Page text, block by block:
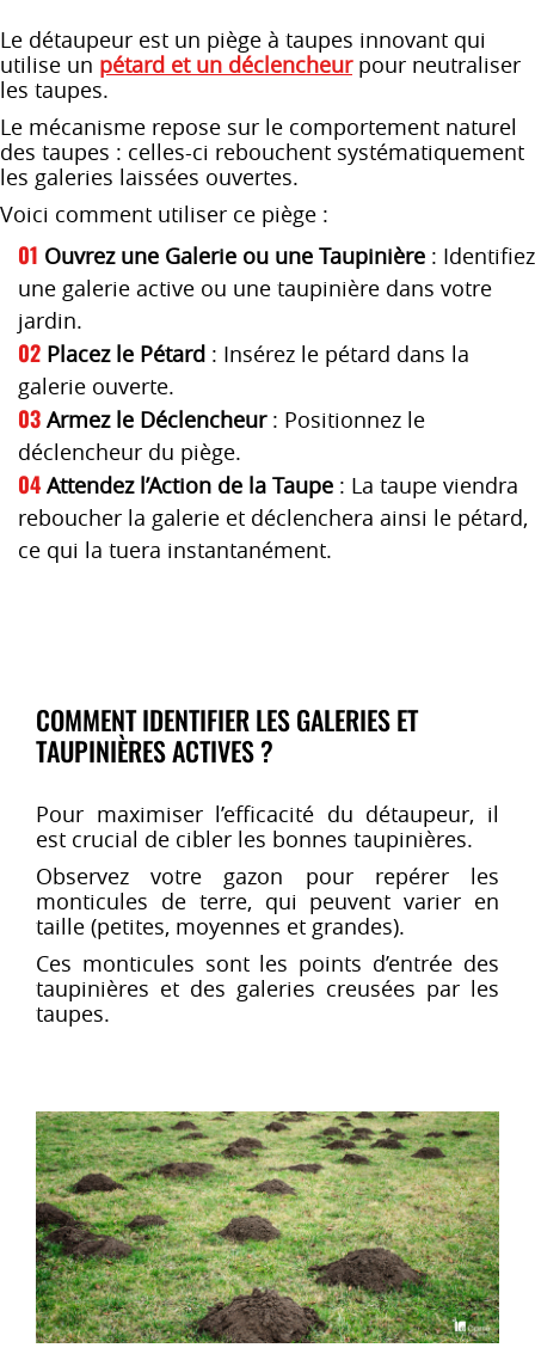
Le détaupeur est un piège à taupes innovant qui
utilise un pétard et un déclencheur pour neutraliser
les taupes.
Le mécanisme repose sur le comportement naturel
des taupes : celles-ci rebouchent systématiquement
les galeries laissées ouvertes.
Voici comment utiliser ce piège :
Ouvrez une Galerie ou une Taupinière : Identifiez
une galerie active ou une taupinière dans votre
jardin.
Placez le Pétard : Insérez le pétard dans la
galerie ouverte.
Armez le Déclencheur: Positionnez le
déclencheur du piège.
Attendez l’Action de la Taupe : La taupe viendra
reboucher la galerie et déclenchera ainsi le pétard,
ce qui la tuera instantanément.
COMMENT IDENTIFIER LES GALERIES ET
TAUPINIÈRES ACTIVES ?
Pour maximiser l’efficacité du détaupeur, il
est crucial de cibler les bonnes taupinières.
Observez votre gazon pour repérer les
monticules de terre, qui peuvent varier en
taille (petites, moyennes et grandes).
Ces monticules sont les points d’entrée des
taupinières et des galeries creusées par les
taupes.